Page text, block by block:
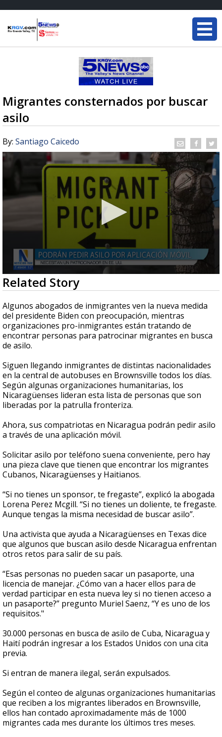
Migrantes consternados por buscar
asilo
By: Santiago Caicedo
0
seconds
of
2
minutes,
3
seconds
Related Story
Algunos abogados de inmigrantes ven la nueva medida
del presidente Biden con preocupación, mientras
organizaciones pro-inmigrantes están tratando de
encontrar personas para patrocinar migrantes en busca
de asilo.
Siguen llegando inmigrantes de distintas nacionalidades
en la central de autobuses en Brownsville todos los días.
Según algunas organizaciones humanitarias, los
Nicaragüenses lideran esta lista de personas que son
liberadas por la patrulla fronteriza.
Ahora, sus compatriotas en Nicaragua podrán pedir asilo
a través de una aplicación móvil.
Solicitar asilo por teléfono suena conveniente, pero hay
una pieza clave que tienen que encontrar los migrantes
Cubanos, Nicaragüenses y Haitianos.
“Si no tienes un sponsor, te fregaste”, explicó la abogada
Lorena Perez Mcgill. “Si no tienes un doliente, te fregaste.
Aunque tengas la misma necesidad de buscar asilo”.
Una activista que ayuda a Nicaragüenses en Texas dice
que algunos que buscan asilo desde Nicaragua enfrentan
otros retos para salir de su país.
“Esas personas no pueden sacar un pasaporte, una
licencia de manejar. ¿Cómo van a hacer ellos para de
verdad participar en esta nueva ley si no tienen acceso a
un pasaporte?” pregunto Muriel Saenz, “Y es uno de los
requisitos."
30.000 personas en busca de asilo de Cuba, Nicaragua y
Haití podrán ingresar a los Estados Unidos con una cita
previa.
Si entran de manera ilegal, serán expulsados.
Según el conteo de algunas organizaciones humanitarias
que reciben a los migrantes liberados en Brownsville,
ellos han contado aproximadamente más de 1000
migrantes cada mes durante los últimos tres meses.